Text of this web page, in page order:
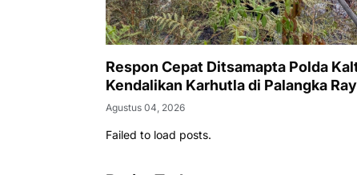
Respon Cepat Ditsamapta Polda
Kendalikan Karhutla di Palangka
Agustus 04, 2026
Failed to load posts.